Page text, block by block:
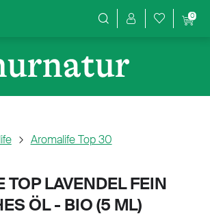
Produktsuche
0
Aromalife Top 30
TOP LAVENDEL FEIN
ÖL - BIO (5 ML)